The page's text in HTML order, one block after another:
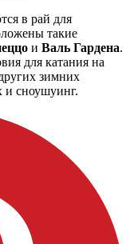
в рай для
такие
и Валь Гардена.
для катания на
зимних
и сноушуинг.